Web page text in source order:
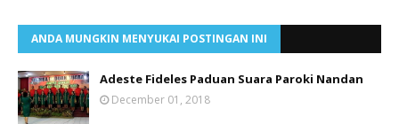
ANDA MUNGKIN MENYUKAI POSTINGAN INI
Adeste Fideles Paduan Suara Paroki Nandan
December 01, 2018